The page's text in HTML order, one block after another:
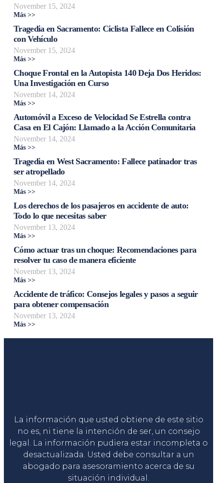
November 15, 2024
Más >>
Tragedia en Sacramento: Ciclista Fallece en Colisión
con Vehículo
November 15, 2024
Más >>
Choque Frontal en la Autopista 140 Deja Dos Heridos:
Una Investigación en Curso
November 14, 2024
Más >>
Automóvil a Exceso de Velocidad Se Estrella contra
Casa en El Cajón: Llamado a la Acción Comunitaria
November 14, 2024
Más >>
Tragedia en West Sacramento: Fallece patinador tras
ser atropellado
November 14, 2024
Más >>
Los derechos de los pasajeros en accidente de auto:
Todo lo que necesitas saber
November 13, 2024
Más >>
Cómo actuar tras un choque: Recomendaciones para
resolver tu caso de manera eficiente
November 13, 2024
Más >>
Accidente de tráfico: Consejos legales y pasos a seguir
para obtener compensación
November 13, 2024
Más >>
La información que usted obtiene de este sitio
no es, ni tiene la intención de ser, un consejo
legal. La información pudiera estar incompleta o
desactualizada. Usted debe consultar a un
abogado para asesoramiento acerca de su
situación individual.